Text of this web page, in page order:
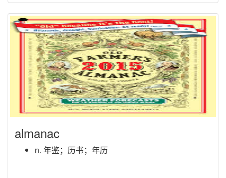
almanac
n. 年鉴；历书；年历